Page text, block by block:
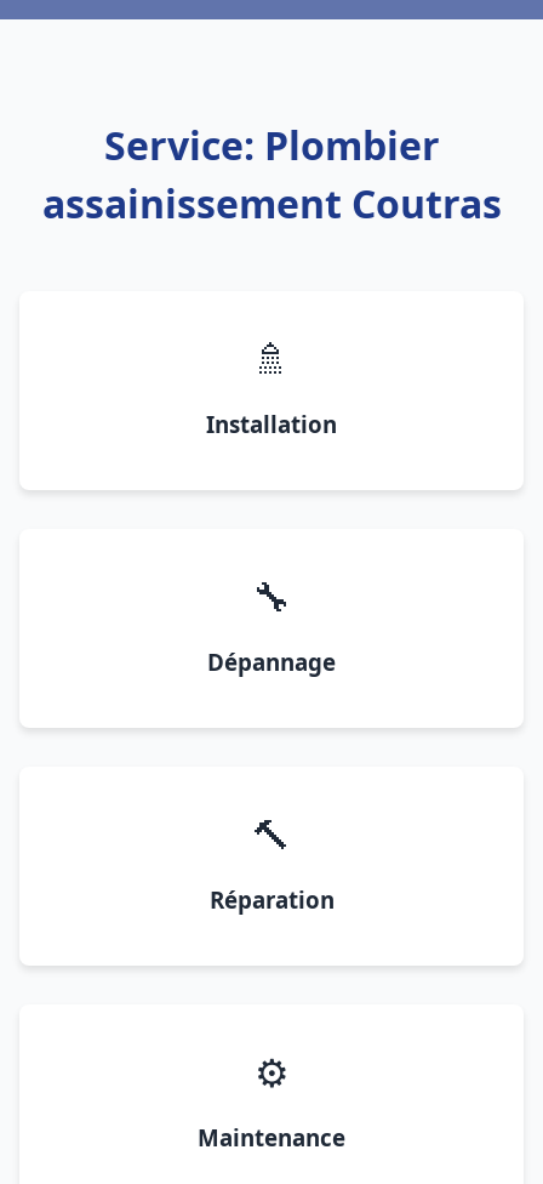
Service: Plombier
assainissement Coutras
🚿
Installation
🔧
Dépannage
🔨
Réparation
⚙️
Maintenance